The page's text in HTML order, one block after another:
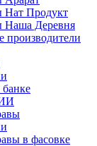
Нат Продукт
Наша Деревня
производители
в фасовке